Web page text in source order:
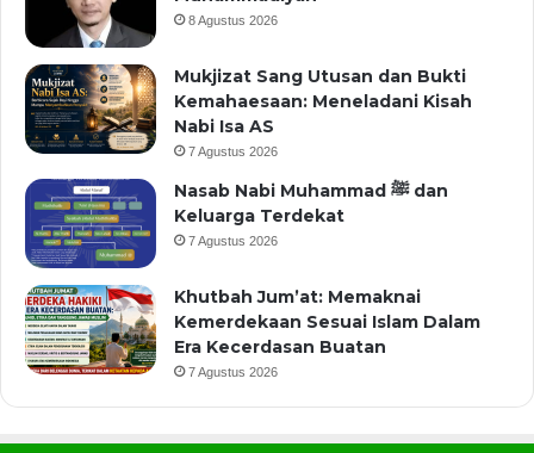
8 Agustus 2026
Mukjizat Sang Utusan dan Bukti
Kemahaesaan: Meneladani Kisah
Nabi Isa AS
7 Agustus 2026
Nasab Nabi Muhammad ﷺ dan
Keluarga Terdekat
7 Agustus 2026
Khutbah Jum’at: Memaknai
Kemerdekaan Sesuai Islam Dalam
Era Kecerdasan Buatan
7 Agustus 2026